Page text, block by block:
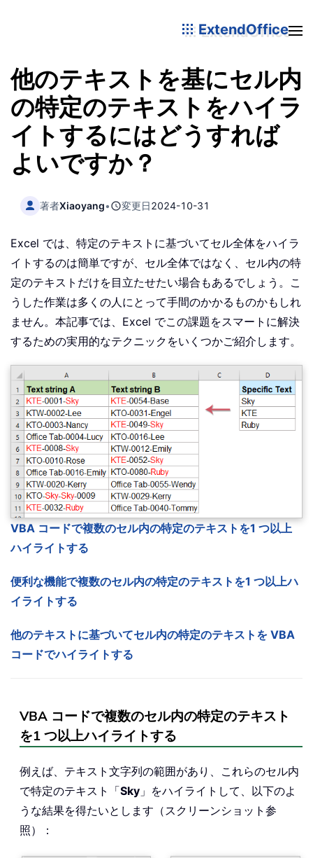
ExtendOffice
他のテキストを基にセル内
の特定のテキストをハイラ
イトするにはどうすれば
よいですか？
著者Xiaoyang• 変更日2024-10-31
Excel では、特定のテキストに基づいてセル全体をハイラ
イトするのは簡単ですが、セル全体ではなく、セル内の特
定のテキストだけを目立たせたい場合もあるでしょう。こ
うした作業は多くの人にとって手間のかかるものかもしれ
ません。本記事では、Excel でこの課題をスマートに解決
するための実用的なテクニックをいくつかご紹介します。
VBA コードで複数のセル内の特定のテキストを1 つ以上
ハイライトする
便利な機能で複数のセル内の特定のテキストを1 つ以上ハ
イライトする
他のテキストに基づいてセル内の特定のテキストを VBA
コードでハイライトする
VBA コードで複数のセル内の特定のテキスト
を1 つ以上ハイライトする
例えば、テキスト文字列の範囲があり、これらのセル内
で特定のテキスト「Sky 」をハイライトして、以下のよ
うな結果を得たいとします（スクリーンショット参
照）：